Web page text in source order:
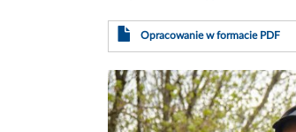
Opracowanie w formacie PDF